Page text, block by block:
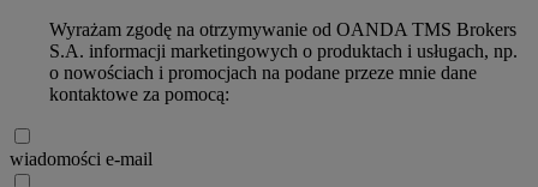
Wyrażam zgodę na otrzymywanie od OANDA TMS Brokers
S.A. informacji marketingowych o produktach i usługach, np.
o nowościach i promocjach na podane przeze mnie dane
kontaktowe za pomocą:
wiadomości e-mail